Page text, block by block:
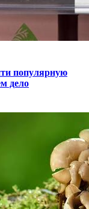
популярную
дело